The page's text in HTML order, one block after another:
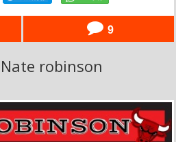
9
robinson